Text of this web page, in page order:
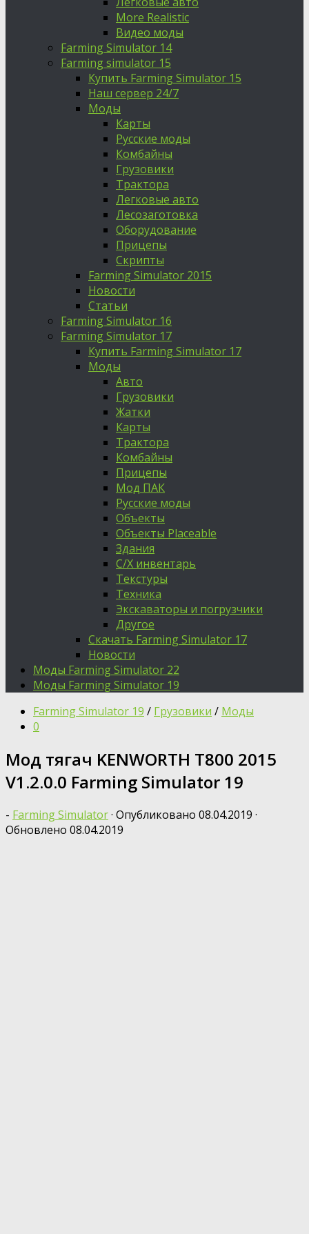
More Realistic
Видео моды
Farming Simulator 14
Farming simulator 15
Купить Farming Simulator 15
Наш сервер 24/7
Моды
Карты
Русские моды
Комбайны
Грузовики
Трактора
Легковые авто
Лесозаготовка
Оборудование
Прицепы
Скрипты
Farming Simulator 2015
Новости
Статьи
Farming Simulator 16
Farming Simulator 17
Купить Farming Simulator 17
Моды
Авто
Грузовики
Жатки
Карты
Трактора
Комбайны
Прицепы
Мод ПАК
Русские моды
Объекты
Объекты Placeable
Здания
С/Х инвентарь
Текстуры
Техника
Экскаваторы и погрузчики
Другое
Скачать Farming Simulator 17
Новости
Моды Farming Simulator 22
Моды Farming Simulator 19
Farming Simulator 19 / Грузовики / Моды
0
Мод тягач KENWORTH T800 2015
V1.2.0.0 Farming Simulator 19
- Farming Simulator· Опубликовано 08.04.2019 ·
Обновлено 08.04.2019